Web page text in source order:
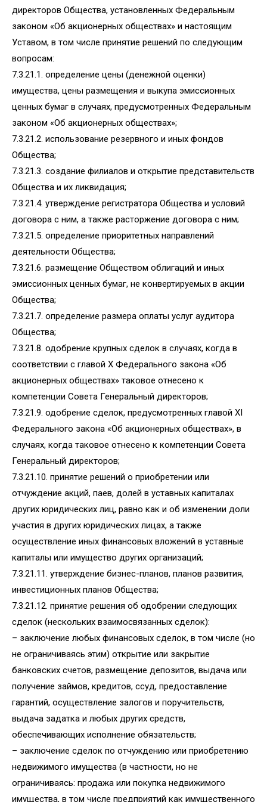
директоров Общества, установленных Федеральным
законом «Об акционерных обществах» и настоящим
Уставом, в том числе принятие решений по следующим
вопросам:
7.3.21.1. определение цены (денежной оценки)
имущества, цены размещения и выкупа эмиссионных
ценных бумаг в случаях, предусмотренных Федеральным
законом «Об акционерных обществах»;
7.3.21.2. использование резервного и иных фондов
Общества;
7.3.21.3. создание филиалов и открытие представительств
Общества и их ликвидация;
7.3.21.4. утверждение регистратора Общества и условий
договора с ним, а также расторжение договора с ним;
7.3.21.5. определение приоритетных направлений
деятельности Общества;
7.3.21.6. размещение Обществом облигаций и иных
эмиссионных ценных бумаг, не конвертируемых в акции
Общества;
7.3.21.7. определение размера оплаты услуг аудитора
Общества;
7.3.21.8. одобрение крупных сделок в случаях, когда в
соответствии с главой X Федерального закона «Об
акционерных обществах» таковое отнесено к
компетенции Совета Генеральный директоров;
7.3.21.9. одобрение сделок, предусмотренных главой XI
Федерального закона «Об акционерных обществах», в
случаях, когда таковое отнесено к компетенции Совета
Генеральный директоров;
7.3.21.10. принятие решений о приобретении или
отчуждение акций, паев, долей в уставных капиталах
других юридических лиц, равно как и об изменении доли
участия в других юридических лицах, а также
осуществление иных финансовых вложений в уставные
капиталы или имущество других организаций;
7.3.21.11. утверждение бизнес-планов, планов развития,
инвестиционных планов Общества;
7.3.21.12. принятие решения об одобрении следующих
сделок (нескольких взаимосвязанных сделок):
– заключение любых финансовых сделок, в том числе (но
не ограничиваясь этим) открытие или закрытие
банковских счетов, размещение депозитов, выдача или
получение займов, кредитов, ссуд, предоставление
гарантий, осуществление залогов и поручительств,
выдача задатка и любых других средств,
обеспечивающих исполнение обязательств;
– заключение сделок по отчуждению или приобретению
недвижимого имущества (в частности, но не
ограничиваясь: продажа или покупка недвижимого
имущества, в том числе предприятий как имущественного